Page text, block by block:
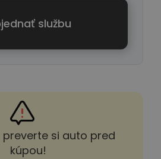
službu
preverte si auto pred
kúpou!